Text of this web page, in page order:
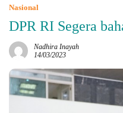
Nasional
DPR RI Segera
Nadhira Inayah
14/03/2023